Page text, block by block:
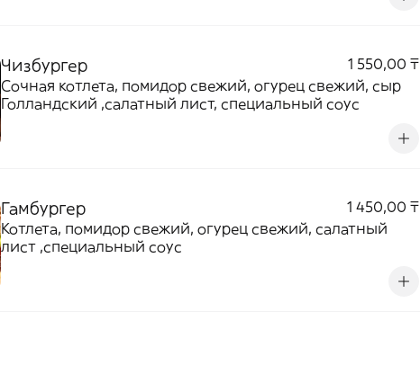
Чизбургер
1 550,00 ₸
Сочная котлета, помидор свежий, огурец свежий, сыр
Голландский ,салатный лист, специальный соус
Гамбургер
1 450,00 ₸
Котлета, помидор свежий, огурец свежий, салатный
лист ,специальный соус